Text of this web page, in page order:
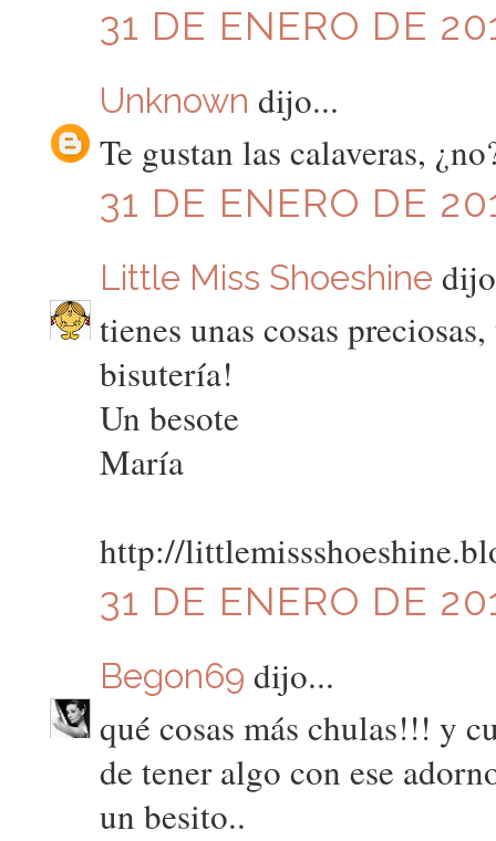
31 DE ENERO DE
Unknown dijo...
Te gustan las calaveras,
31 DE ENERO DE
Little Miss Shoeshine
tienes unas cosas
bisutería!
Un besote
María
http://
31 DE ENERO DE
Begon69 dijo...
qué cosas más chulas!!! y
de tener algo con ese
un besito..